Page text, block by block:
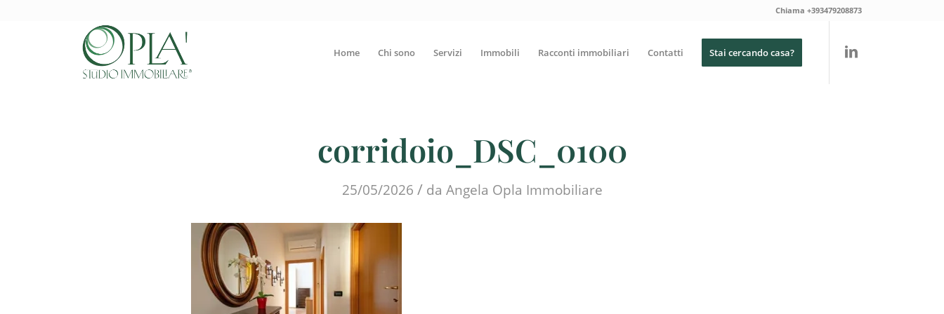
Chiama +393479208873
Home Chi sono Servizi Immobili Racconti immobiliari Contatti Stai cercando casa?
corridoio_DSC_0100
25/05/2026 / da Angela Opla Immobiliare